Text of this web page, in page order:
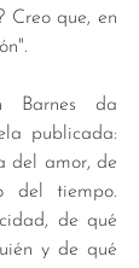
Creo que, en
Barnes da
publicada:
del amor, de
del tiempo.
de qué
y de qué